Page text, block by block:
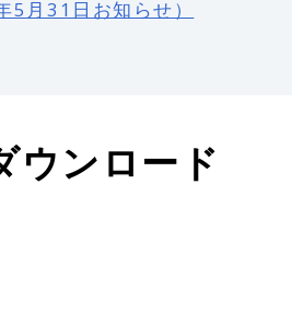
月31日お知らせ）
ウンロード